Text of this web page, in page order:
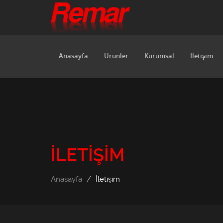
Anasayfa Ürünler Kurumsal İletişim
İLETIŞIM
Anasayfa İletişim